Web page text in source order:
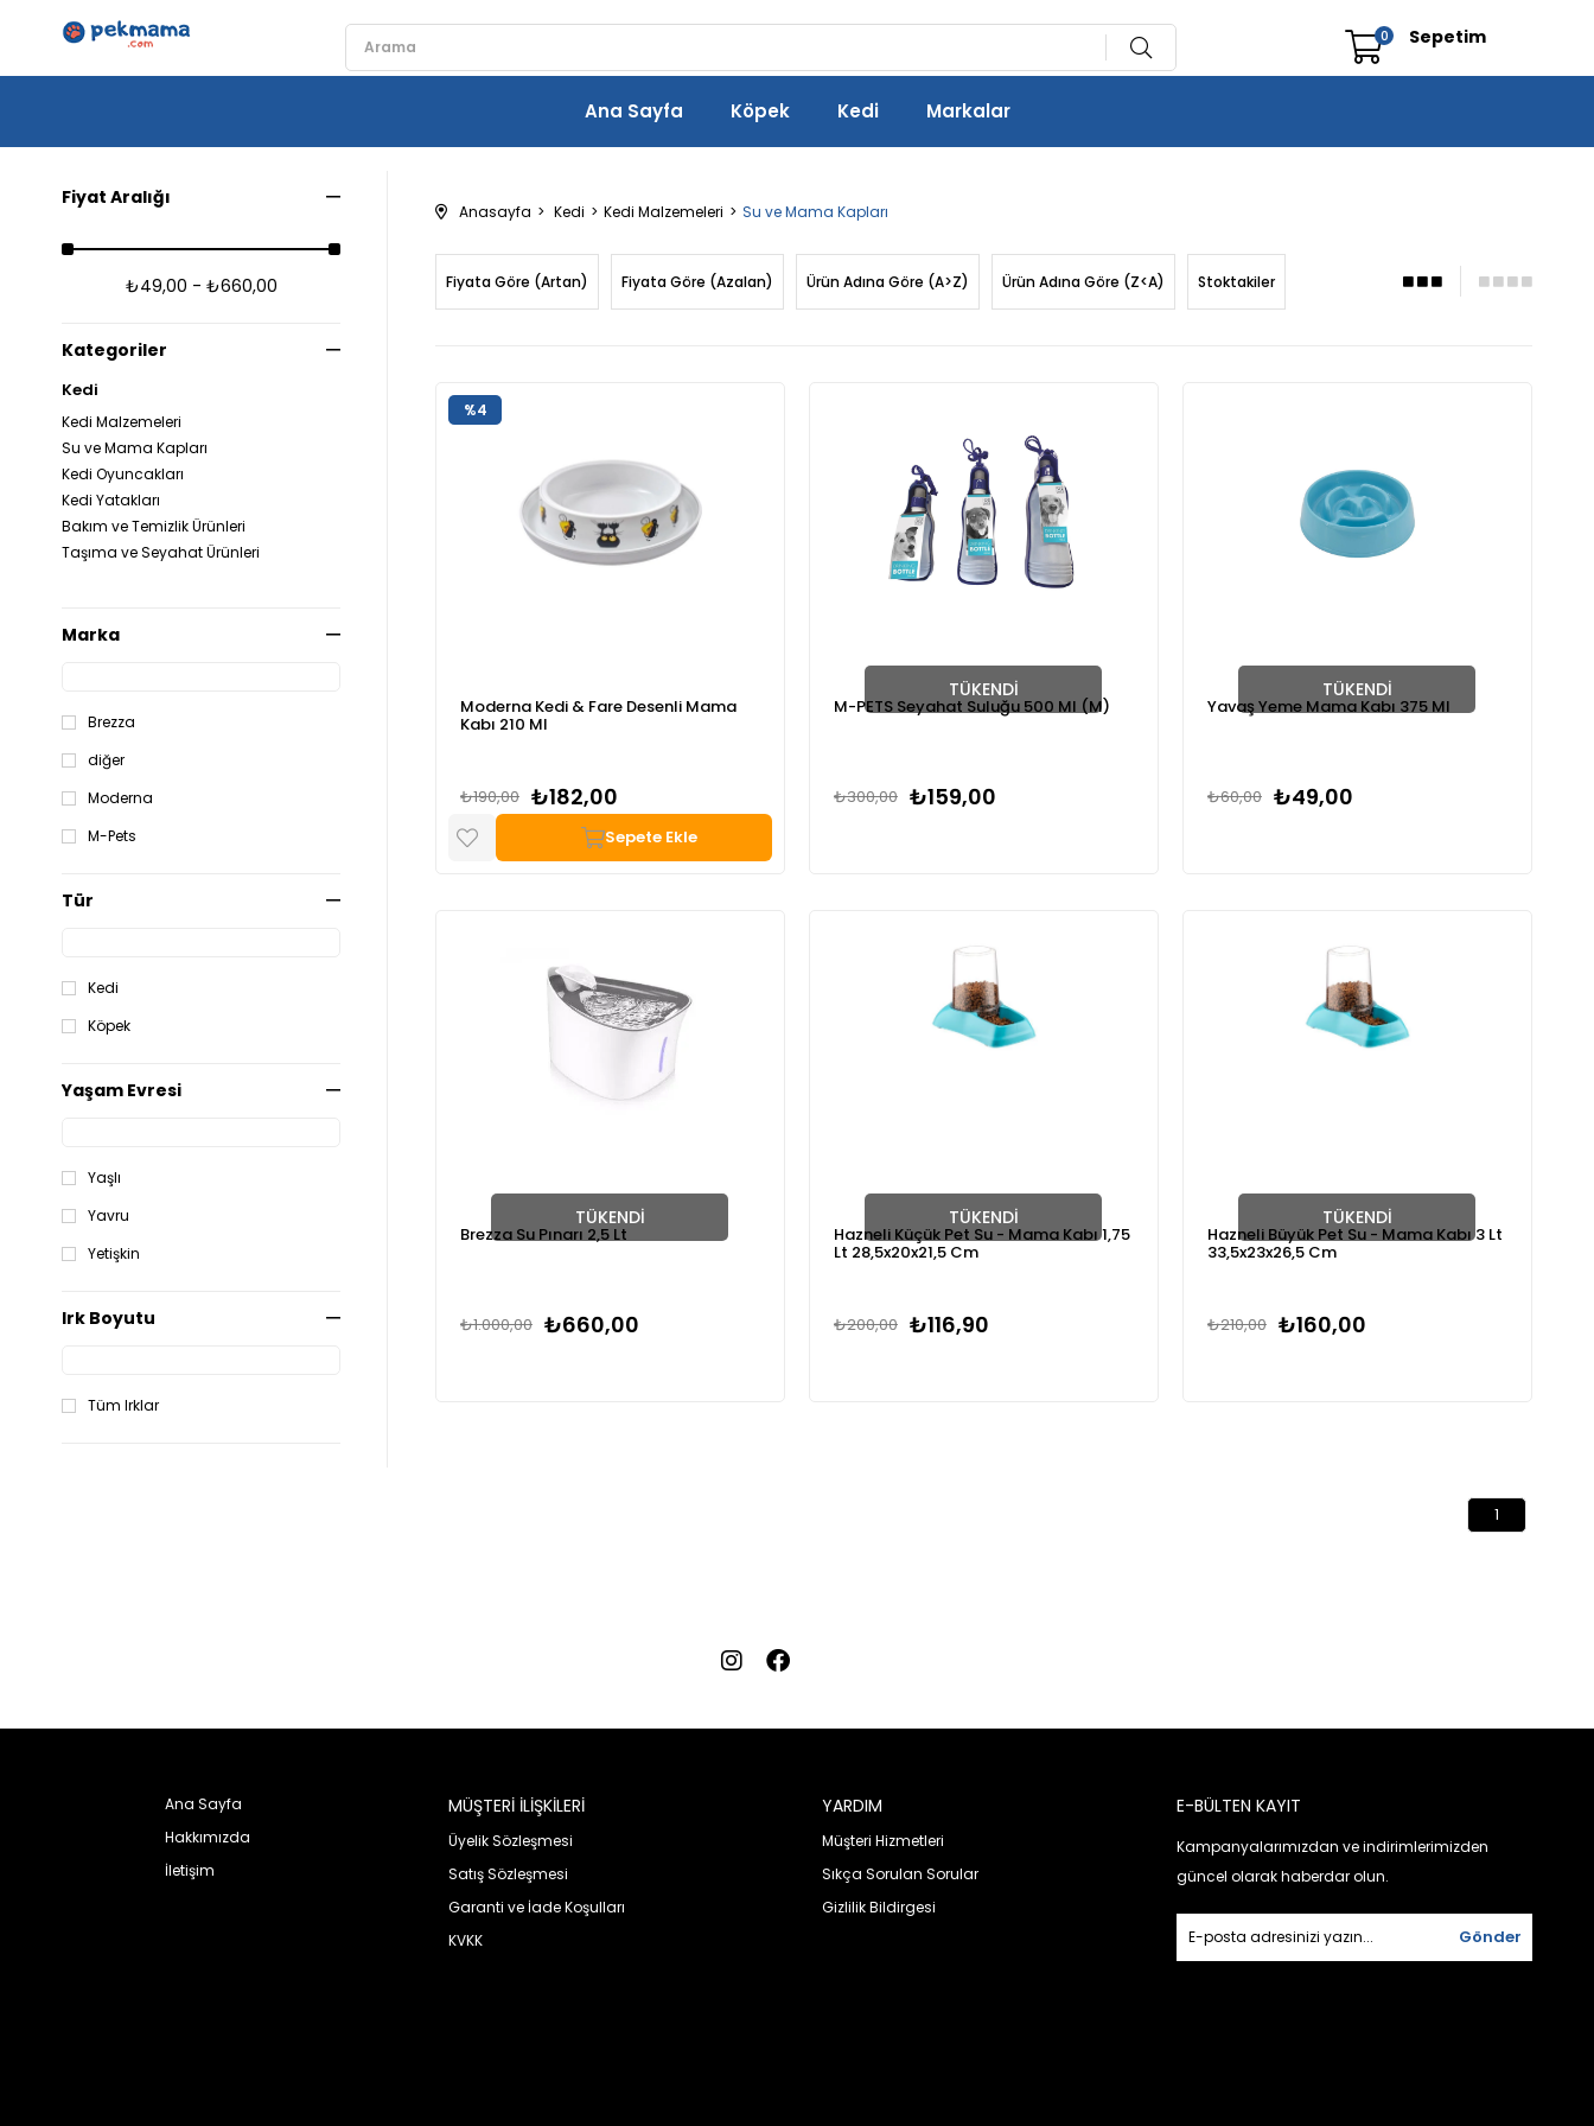
Sepetim
0
Ana Sayfa Köpek Kedi Markalar
Fiyat Aralığı
₺49,00 - ₺660,00
Kategoriler
Kedi
Kedi Malzemeleri
Su ve Mama Kapları
Kedi Oyuncakları
Kedi Yatakları
Bakım ve Temizlik Ürünleri
Taşıma ve Seyahat Ürünleri
Marka
Brezza
diğer
Moderna
M-Pets
Tür
Kedi
Köpek
Yaşam Evresi
Yaşlı
Yavru
Yetişkin
Irk Boyutu
Tüm Irklar
Anasayfa Kedi Kedi Malzemeleri Su ve Mama Kapları
Fiyata Göre (Artan) Fiyata Göre (Azalan) Ürün Adına Göre (A>Z) Ürün Adına Göre (Z<A) Stoktakiler
Moderna Kedi & Fare Desenli Mama
Kabı 210 Ml
₺182,00
₺190,00
Sepete Ekle
%4
TÜKENDI
M-PETS Seyahat Suluğu 500 Ml (M)
₺159,00
₺300,00
TÜKENDI
Yavaş Yeme Mama Kabı 375 Ml
₺49,00
₺60,00
TÜKENDI
Brezza Su Pınarı 2,5 Lt
₺660,00
₺1.000,00
TÜKENDI
Hazneli Küçük Pet Su - Mama Kabı 1,75
Lt 28,5x20x21,5 Cm
₺116,90
₺200,00
TÜKENDI
Hazneli Büyük Pet Su - Mama Kabı 3 Lt
33,5x23x26,5 Cm
₺160,00
₺210,00
1
Ana Sayfa
Hakkımızda
İletişim
MÜŞTERİ İLİŞKİLERİ
Üyelik Sözleşmesi
Satış Sözleşmesi
Garanti ve İade Koşulları
KVKK
YARDIM
Müşteri Hizmetleri
Sıkça Sorulan Sorular
Gizlilik Bildirgesi
E-BÜLTEN KAYIT
Kampanyalarımızdan ve indirimlerimizden
güncel olarak haberdar olun.
Gönder